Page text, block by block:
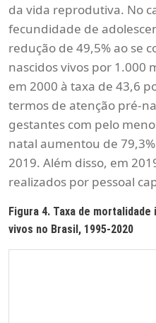
da vida reprodutiva. No
fecundidade de
redução de 49,5% ao se
nascidos vivos por 1.000
em 2000 à taxa de 43,6
termos de atenção pré-
gestantes com pelo
natal aumentou de
2019. Além disso, em
realizados por pessoal
Figura 4. Taxa de
vivos no Brasil, 1995-2020